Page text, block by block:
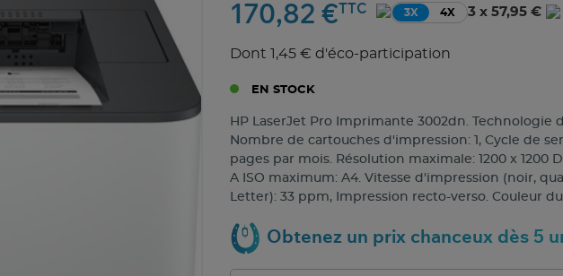
170,82 €TTC 3X 4X 3 x 57,95 €
Dont 1,45 € d'éco-participation
EN STOCK
HP LaserJet Pro Imprimante 3002dn. Technologie
Nombre de cartouches d'impression: 1, Cycle de
pages par mois. Résolution maximale: 1200 x 1200
A ISO maximum: A4. Vitesse d'impression (noir,
Letter): 33 ppm, Impression recto-verso. Couleur
Obtenez un prix chanceux dès 5